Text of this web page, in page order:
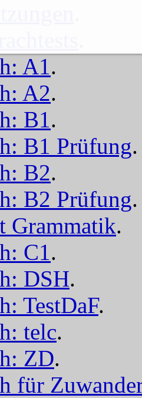
A1.
A2.
B1.
B1 Prüfung.
B2.
B2 Prüfung.
Grammatik.
C1.
DSH.
TestDaF.
telc.
ZD.
für